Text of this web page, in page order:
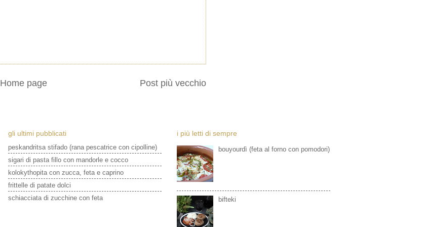
Post più vecchio
Home page
gli ultimi pubblicati
peskandritsa stifado (rana pescatrice con cipolline)
sigari di pasta fillo con mandorle e cocco
kolokythopita con zucca, feta e caprino
frittelle di patate dolci
schiacciata di zucchine con feta
i più letti di sempre
bouyourdì (feta al forno con pomodori)
bifteki